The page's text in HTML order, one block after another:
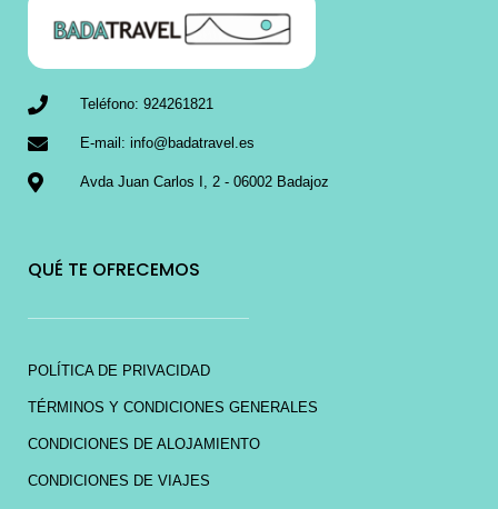
Teléfono: 924261821
E-mail: info@badatravel.es
Avda Juan Carlos I, 2 - 06002 Badajoz
QUÉ TE OFRECEMOS
POLÍTICA DE PRIVACIDAD
TÉRMINOS Y CONDICIONES GENERALES
CONDICIONES DE ALOJAMIENTO
CONDICIONES DE VIAJES